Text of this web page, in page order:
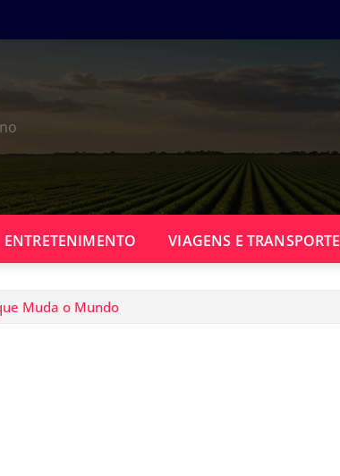
ENTRETENIMENTO VIAGENS E TRANSPORTE
Muda o Mundo